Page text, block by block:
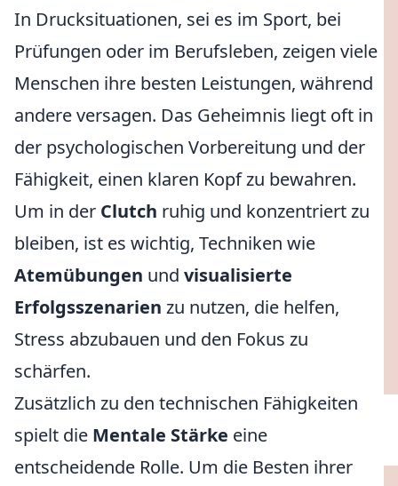
In Drucksituationen, sei es im Sport, bei
Prüfungen oder im Berufsleben, zeigen viele
Menschen ihre besten Leistungen, während
andere versagen. Das Geheimnis liegt oft in
der psychologischen Vorbereitung und der
Fähigkeit, einen klaren Kopf zu bewahren.
Um in der Clutch ruhig und konzentriert zu
bleiben, ist es wichtig, Techniken wie
Atemübungen und visualisierte
Erfolgsszenarien zu nutzen, die helfen,
Stress abzubauen und den Fokus zu
schärfen.
Zusätzlich zu den technischen Fähigkeiten
spielt die Mentale Stärke eine
entscheidende Rolle. Um die Besten ihrer